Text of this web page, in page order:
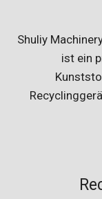
Shuliy
ist ein